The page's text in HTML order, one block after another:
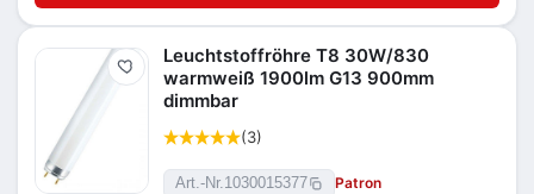
Merken
Leuchtstoffröhre T8 30W/830
warmweiß 1900lm G13 900mm
dimmbar
(3)
Art.-Nr. 1030015377 Patron